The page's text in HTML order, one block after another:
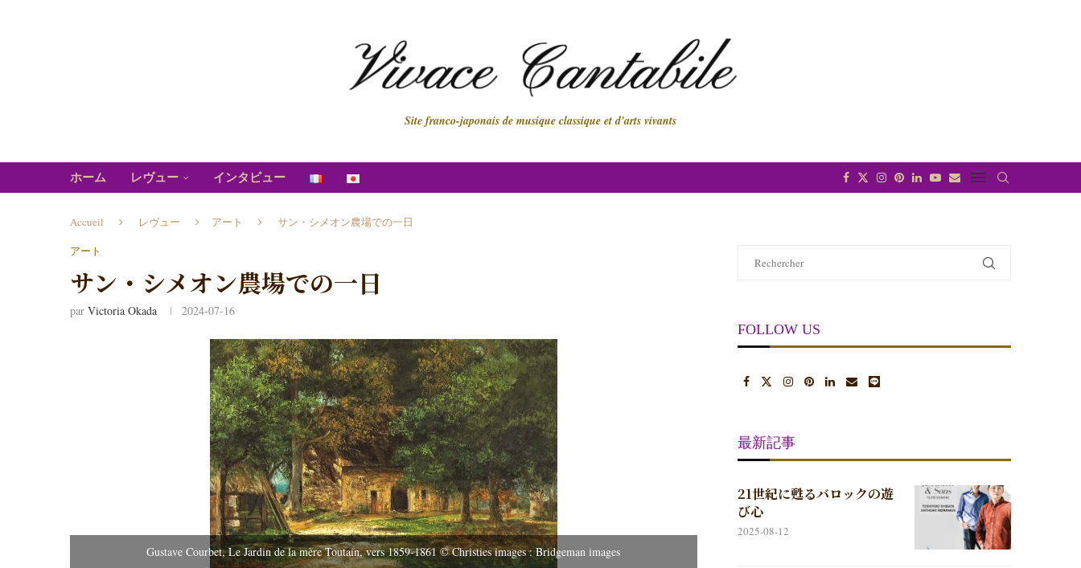
Site franco-japonais de musique classique et d'arts vivants
ホーム レヴュー インタビュー
Accueil レヴュー アート
サン・シメオン農場での一日
アート
サン・シメオン農場での一日
par Victoria Okada 2024-07-16
Gustave Courbet, Le Jardin de la mère Toutain, vers 1859-1861 © Christies images : Bridgeman images
FOLLOW US
最新記事
21世紀に甦るバロックの遊
び心
2025-08-12